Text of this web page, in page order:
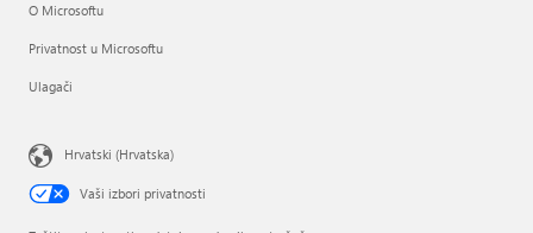
O Microsoftu
Privatnost u Microsoftu
Ulagači
Hrvatski (Hrvatska)
Vaši izbori privatnosti